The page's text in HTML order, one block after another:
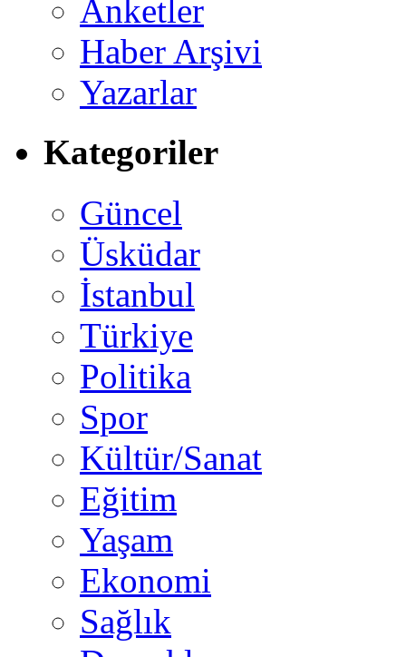
Anketler
Haber Arşivi
Yazarlar
Kategoriler
Güncel
Üsküdar
İstanbul
Türkiye
Politika
Spor
Kültür/Sanat
Eğitim
Yaşam
Ekonomi
Sağlık